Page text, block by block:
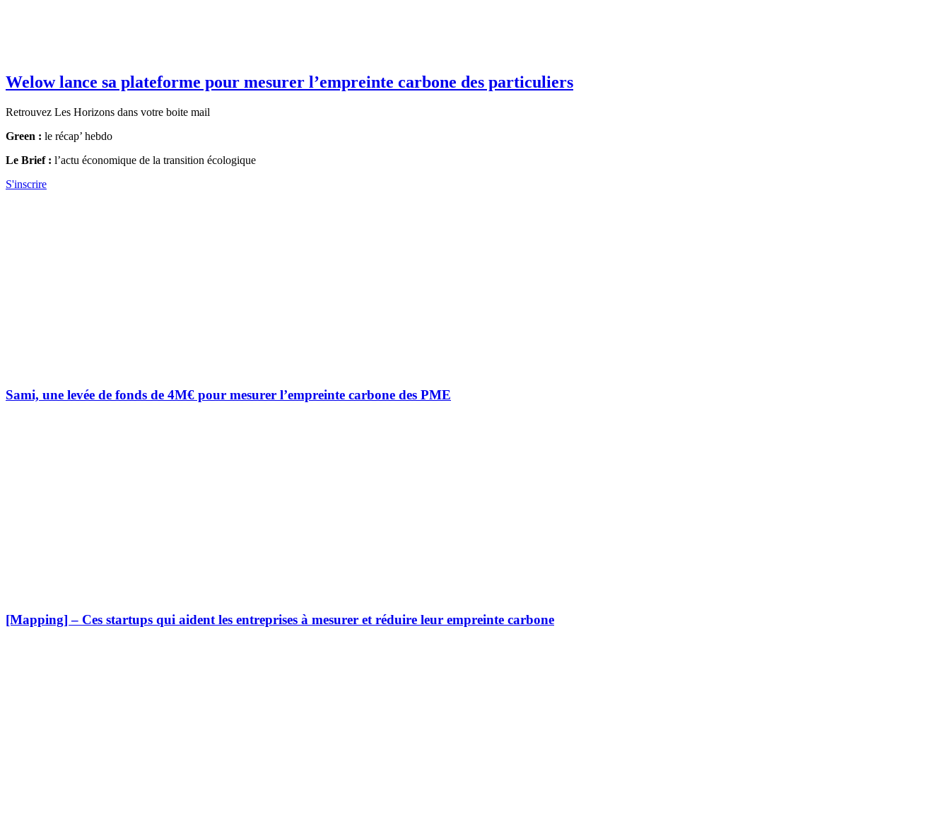
Welow lance sa plateforme pour mesurer l’empreinte carbone des particuliers
Retrouvez Les Horizons dans votre boite mail
Green : le récap’ hebdo
Le Brief : l’actu économique de la transition écologique
S'inscrire
Sami, une levée de fonds de 4M€ pour mesurer l’empreinte carbone des PME
[Mapping] – Ces startups qui aident les entreprises à mesurer et réduire leur empreinte carbone